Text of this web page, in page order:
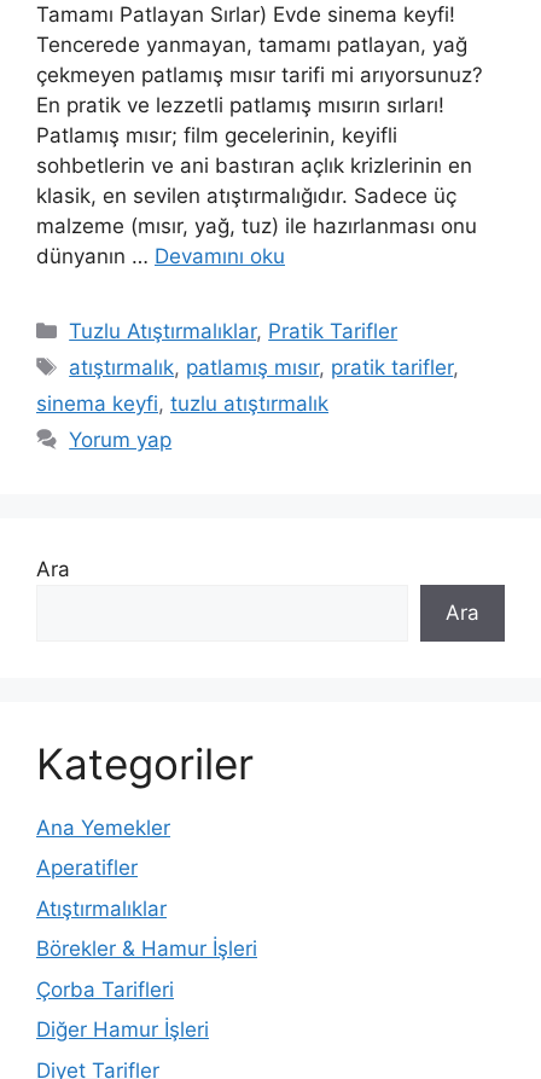
Tamamı Patlayan Sırlar) Evde sinema keyfi!
Tencerede yanmayan, tamamı patlayan, yağ
çekmeyen patlamış mısır tarifi mi arıyorsunuz?
En pratik ve lezzetli patlamış mısırın sırları!
Patlamış mısır; film gecelerinin, keyifli
sohbetlerin ve ani bastıran açlık krizlerinin en
klasik, en sevilen atıştırmalığıdır. Sadece üç
malzeme (mısır, yağ, tuz) ile hazırlanması onu
dünyanın … Devamını oku
Kategoriler
Tuzlu Atıştırmalıklar, Pratik Tarifler
Etiketler
atıştırmalık, patlamış mısır, pratik tarifler,
sinema keyfi, tuzlu atıştırmalık
Yorum yap
Ara
Ara
Kategoriler
Ana Yemekler
Aperatifler
Atıştırmalıklar
Börekler & Hamur İşleri
Çorba Tarifleri
Diğer Hamur İşleri
Diyet Tarifler